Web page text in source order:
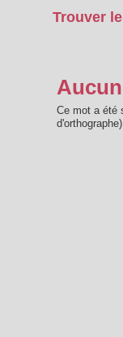
Trouver
Ce mot a été
d'orthographe)